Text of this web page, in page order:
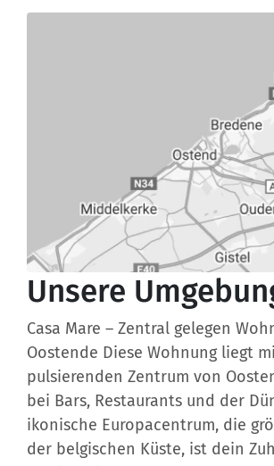
Unsere
Casa Mare – Zentral gelegen
Oostende Diese Wohnung liegt
pulsierenden Zentrum von
bei Bars, Restaurants und der
ikonische Europacentrum, die
der belgischen Küste, ist dein